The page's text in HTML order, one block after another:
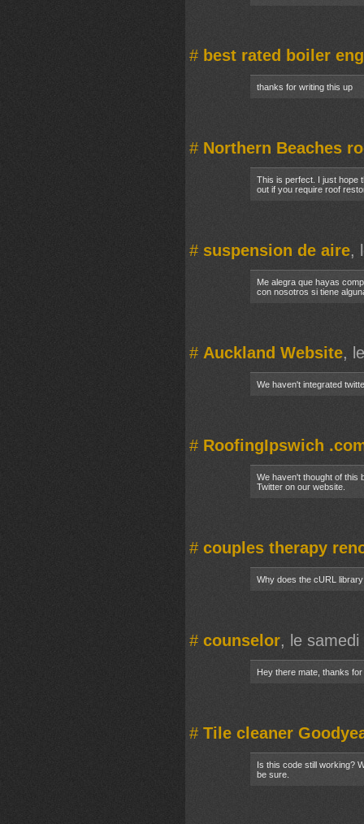
# best rated boiler
thanks for writing this up
# Northern Beaches
This is perfect. I just hope
out if you require roof
# suspension de aire,
Me alegra que hayas
con nosotros si tiene
# Auckland Website,
We haven't integrated
# RoofingIpswich
We haven't thought of this
Twitter on our website.
# couples therapy
Why does the cURL
# counselor, le
Hey there mate, thanks
# Tile cleaner
Is this code still working?
be sure.